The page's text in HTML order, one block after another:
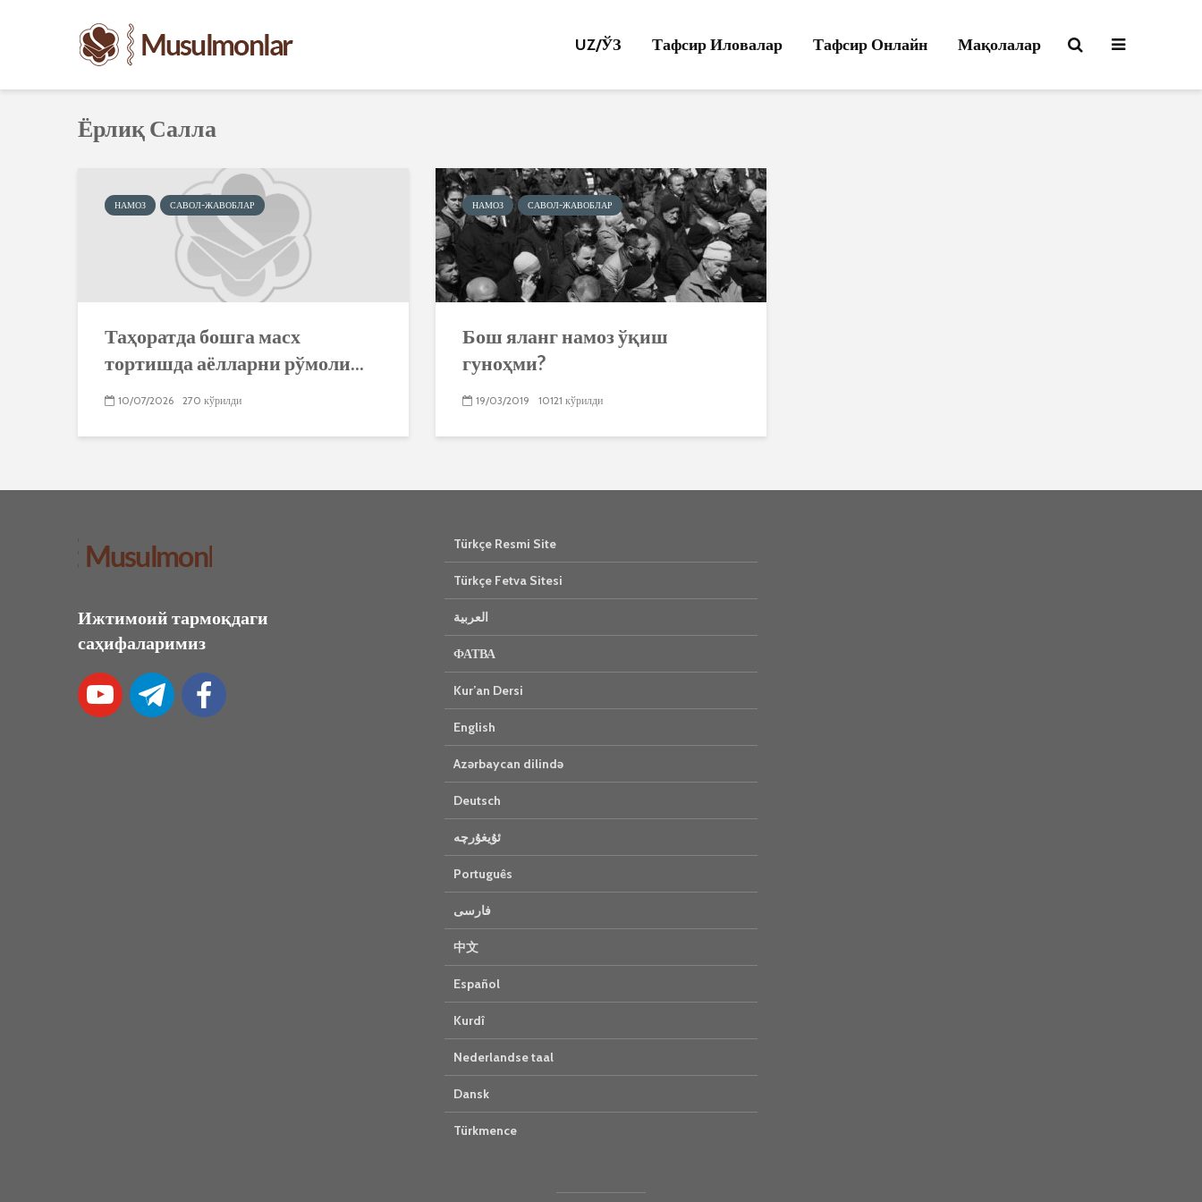
UZ/ЎЗ Тафсир Иловалар Тафсир Онлайн Мақолалар
Ёрлиқ Салла
НАМОЗ САВОЛ-ЖАВОБЛАР
Таҳоратда бошга масх
тортишда аёлларни рўмоли...
10/07/2026 270 кўрилди
НАМОЗ САВОЛ-ЖАВОБЛАР
Бош яланг намоз ўқиш
гуноҳми?
19/03/2019 10121 кўрилди
Ижтимоий тармоқдаги
саҳифаларимиз
Türkçe Resmi Site
Türkçe Fetva Sitesi
العربية
ФАТВА
Kur’an Dersi
English
Azərbaycan dilində
Deutsch
ئۇيغۇرچە
Português
فارسی
中文
Español
Kurdî
Nederlandse taal
Dansk
Türkmence